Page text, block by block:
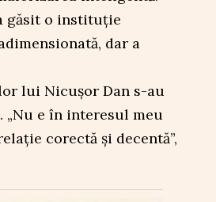
găsit o instituție
dar a
lui Nicușor Dan s-au
e în interesul meu
corectă și decentă”,